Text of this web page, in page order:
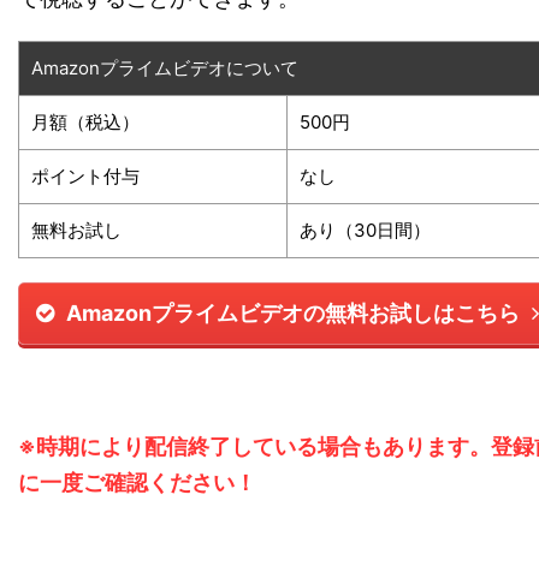
Amazonプライムビデオについて
月額（税込） 500円
ポイント付与 なし
無料お試し あり（30日間）
Amazonプライムビデオの無料お試しはこちら
※時期により配信終了している場合もあります。登録
に一度ご確認ください！